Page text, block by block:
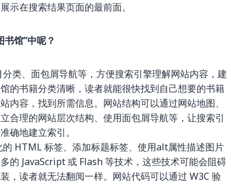
示在搜索结果页面的最前面。
馆”中呢？
类、面包屑导航等，方便搜索引擎理解网站内容，建
的书籍分类清晰，读者就能很快找到自己想要的书籍
容，找到所需信息。网站结构可以通过网站地图、
合理的网站层次结构、使用面包屑导航等，让搜索引
确地建立索引。
HTML 标签、添加标题标签、使用alt属性描述图片
的 JavaScript 或 Flash 等技术，这些技术可能会阻碍
，读者就无法翻阅一样。网站代码可以通过 W3C 验